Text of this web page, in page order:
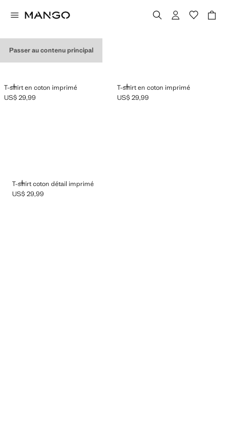
Passer au contenu principal
T-shirt en coton imprimé
AJOUTER
Prix actuel [US$ 29,99 ]
US$ 29,99
T-shirt en coton imprimé
AJOUTER
Prix actuel [US$ 29,99 ]
US$ 29,99
T-shirt coton détail imprimé
AJOUTER
Prix actuel [US$ 29,99 ]
US$ 29,99